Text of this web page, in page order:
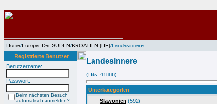
Home/Europa: Der SÜDEN/KROATIEN [HR]/Landesinnere
Registrierte Benutzer
Benutzername:
Passwort:
Beim nächsten Besuch
automatisch anmelden?
Landesinnere
(Hits: 41886)
Unterkategorien
Slawonien (592)